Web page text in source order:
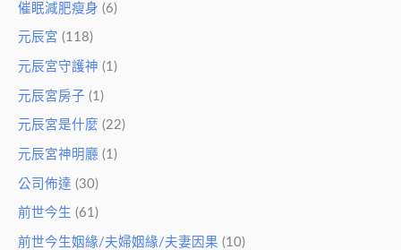
催眠減肥瘦身 (6)
元辰宮 (118)
元辰宮守護神 (1)
元辰宮房子 (1)
元辰宮是什麼 (22)
元辰宮神明廳 (1)
公司佈達 (30)
前世今生 (61)
前世今生姻緣/夫婦姻緣/夫妻因果 (10)